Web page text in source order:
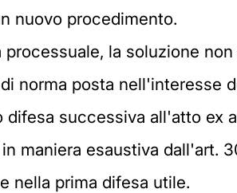
nuovo procedimento.
la soluzione
norma posta nell'interesse
successiva all'atto ex
maniera esaustiva dall'art.
nella prima difesa utile.